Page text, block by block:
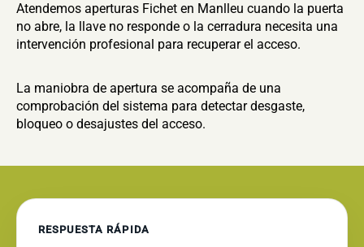
Atendemos aperturas Fichet en Manlleu cuando la puerta
no abre, la llave no responde o la cerradura necesita una
intervención profesional para recuperar el acceso.
La maniobra de apertura se acompaña de una
comprobación del sistema para detectar desgaste,
bloqueo o desajustes del acceso.
RESPUESTA RÁPIDA